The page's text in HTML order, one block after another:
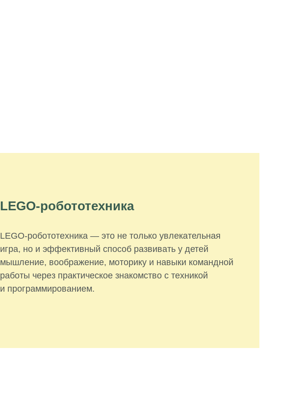
LEGO-робототехника
LEGO-робототехника — это не только увлекательная
игра, но и эффективный способ развивать у детей
мышление, воображение, моторику и навыки командной
работы через практическое знакомство с техникой
и программированием.